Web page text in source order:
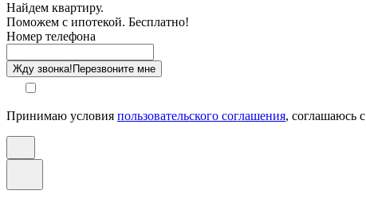
Этаж
Способ оплаты
Найдем квартиру.
Поможем с ипотекой. Бесплатно!
Номер телефона
Жду звонка! Перезвоните мне
Принимаю условия пользовательского соглашения, соглашаюсь с